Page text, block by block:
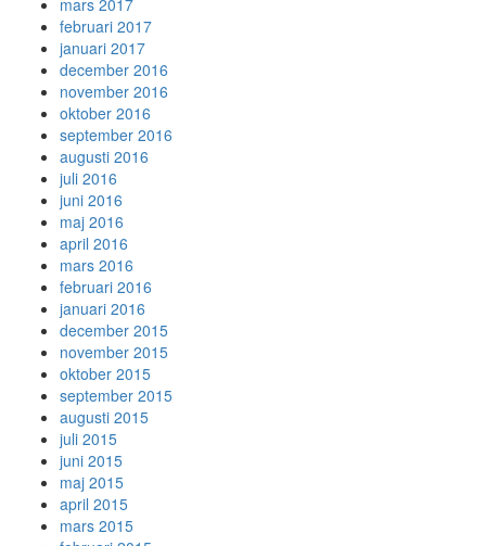
februari 2017
januari 2017
december 2016
november 2016
oktober 2016
september 2016
augusti 2016
juli 2016
juni 2016
maj 2016
april 2016
mars 2016
februari 2016
januari 2016
december 2015
november 2015
oktober 2015
september 2015
augusti 2015
juli 2015
juni 2015
maj 2015
april 2015
mars 2015